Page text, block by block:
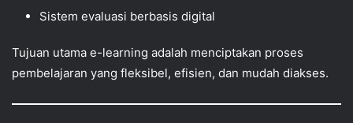
Sistem evaluasi berbasis digital
Tujuan utama e-learning adalah menciptakan proses
pembelajaran yang fleksibel, efisien, dan mudah diakses.